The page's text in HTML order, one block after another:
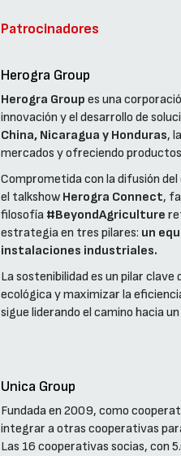
Patrocinadores
Herogra Group
Herogra Groupes una
innovación y el desarrollo de
China, Nicaragua y Honduras,
mercados y ofreciendo
Comprometida con la difusión
el talkshow Herogra Connect,
filosofía #BeyondAgriculture
estrategia en tres pilares: un
instalaciones industriales.
La sostenibilidad es un pilar
ecológica y maximizar la
sigue liderando el camino hacia
Unica Group
Fundada en 2009, como
integrar a otras cooperativas
Las 16 cooperativas socias, con